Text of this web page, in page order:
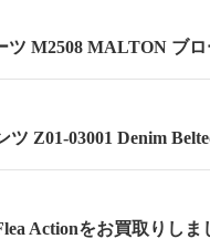
ツ M2508 MALTON ブ
Z01-03001 Denim
Actionをお買取りしま